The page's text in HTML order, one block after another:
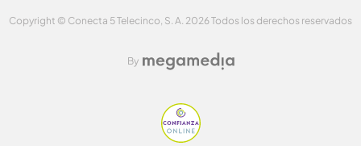
Copyright © Conecta 5 Telecinco, S. A. 2026 Todos los derechos reservados
By